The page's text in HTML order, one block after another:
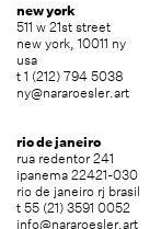
new york
511 w 21st street
new york, 10011 ny
usa
t 1 (212) 794 5038
ny@nararoesler.art
rio de janeiro
rua redentor 241
ipanema 22421-030
rio de janeiro rj brasil
t 55 (21) 3591 0052
info@nararoesler.art